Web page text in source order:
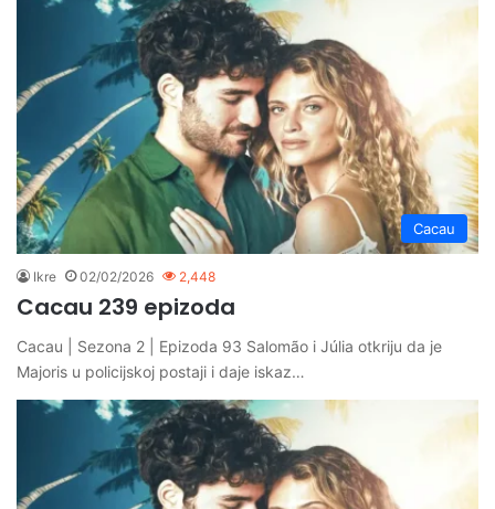
Cacau
Ikre 02/02/2026 2,448
Cacau 239 epizoda
Cacau | Sezona 2 | Epizoda 93 Salomão i Júlia otkriju da je
Majoris u policijskoj postaji i daje iskaz…